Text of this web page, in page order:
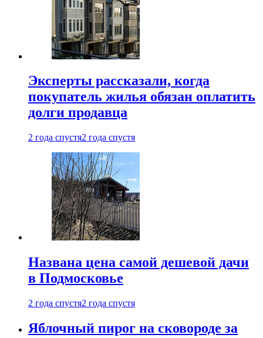
Эксперты рассказали, когда
покупатель жилья обязан оплатить
долги продавца
2 года спустя2 года спустя
Названа цена самой дешевой дачи
в Подмосковье
2 года спустя2 года спустя
Яблочный пирог на сковороде за